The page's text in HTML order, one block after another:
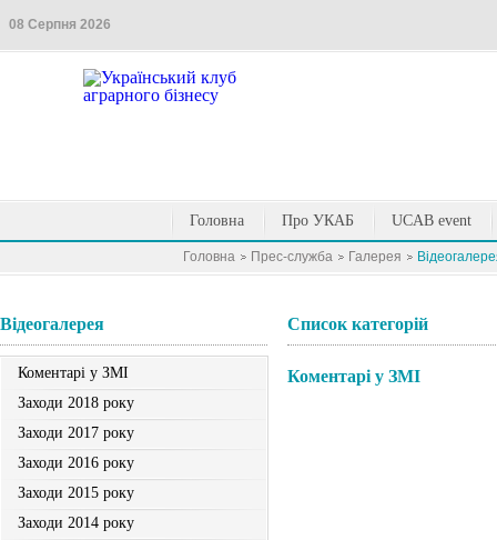
08 Серпня 2026
Головна Про УКАБ UCAB event
Головна Прес-служба Галерея
Вiдеогалерея
Коментарі у ЗМІ
Заходи 2018 року
Заходи 2017 року
Заходи 2016 року
Заходи 2015 року
Заходи 2014 року
Список категорій
Коментарі у ЗМІ